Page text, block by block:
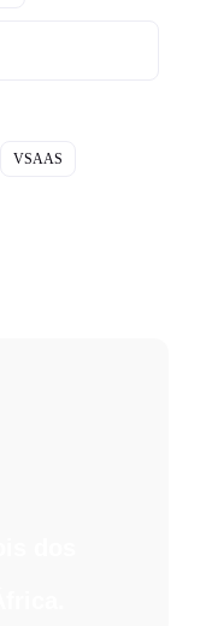
VSAAS